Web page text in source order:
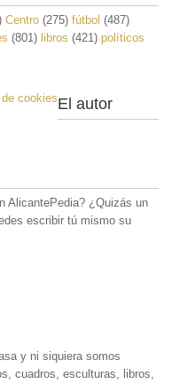
Centro (275) fútbol (487)
(801) libros (421) políticos
cookiesEl autor
AlicantePedia? ¿Quizás un
escribir tú mismo su
y ni siquiera somos
cuadros, esculturas, libros,